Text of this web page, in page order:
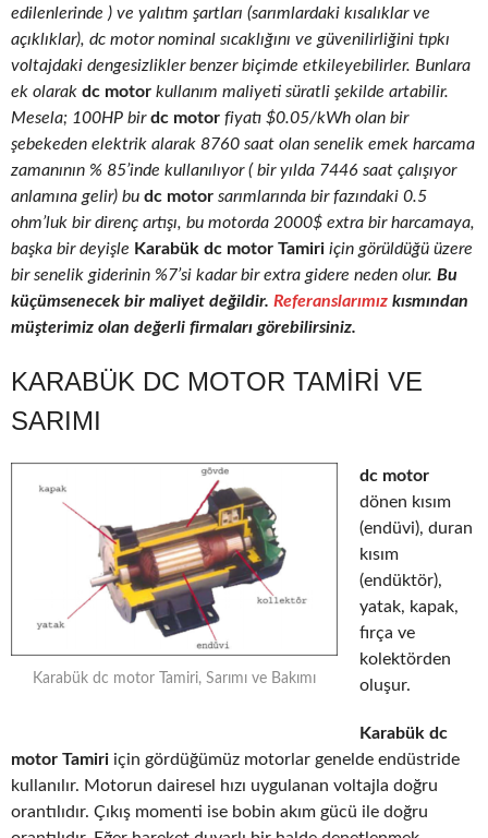
edilenlerinde ) ve yalıtım şartları (sarımlardaki kısalıklar ve
açıklıklar), dc motor nominal sıcaklığını ve güvenilirliğini tıpkı
voltajdaki dengesizlikler benzer biçimde etkileyebilirler. Bunlara
ek olarak dc motor kullanım maliyeti süratli şekilde artabilir.
Mesela; 100HP birdc motor fiyatı $0.05/kWh olan bir
şebekeden elektrik alarak 8760 saat olan senelik emek harcama
zamanının % 85’inde kullanılıyor ( bir yılda 7446 saat çalışıyor
anlamına gelir) bu dc motor sarımlarında bir fazındaki 0.5
ohm’luk bir direnç artışı, bu motorda 2000$ extra bir harcamaya,
başka bir deyişle Karabük dc motor Tamiri için görüldüğü üzere
bir senelik giderinin %7’si kadar bir extra gidere neden olur. Bu
küçümsenecek bir maliyet değildir. Referanslarımız kısmından
müşterimiz olan değerli firmaları görebilirsiniz.
KARABÜK DC MOTOR TAMIRI VE
SARIMI
Karabük dc motor Tamiri, Sarımı ve Bakımı
dc motor
dönen kısım
(endüvi), duran
kısım
(endüktör),
yatak, kapak,
fırça ve
kolektörden
oluşur.
Karabük dc
motor Tamiri için gördüğümüz motorlar genelde endüstride
kullanılır. Motorun dairesel hızı uygulanan voltajla doğru
orantılıdır. Çıkış momenti ise bobin akım gücü ile doğru